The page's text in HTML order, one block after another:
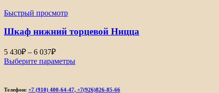
5
Быстрый просмотр
Шкаф нижний торцевой Ницца
5 430₽ – 6 037₽Диапазон
цен:
5
–
Выберите параметры
Телефон: +7 (910) 400-64-47, +7(926)826-85-66